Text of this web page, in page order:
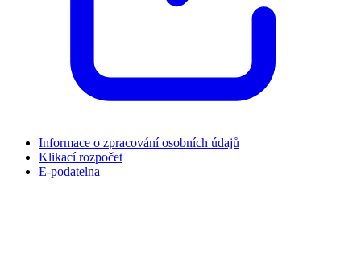
Informace o zpracování osobních údajů
Klikací rozpočet
E-podatelna